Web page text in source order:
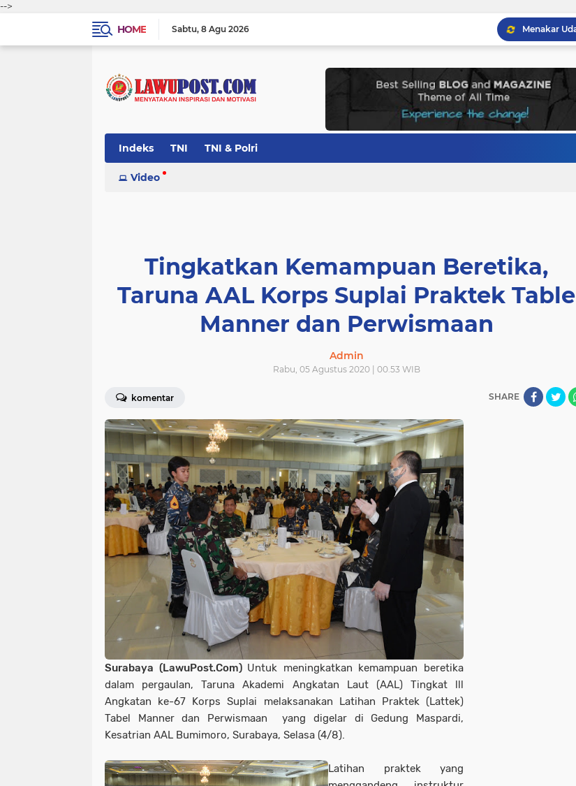
-->
HOME
Sabtu 8 Agu 2026
Indeks TNI TNI & Polri
Video
Tingkatkan Kemampuan Beretika,
Taruna AAL Korps Suplai Praktek Table
Manner dan Perwismaan
Admin
Rabu, 05 Agustus 2020 | 00.53 WIB
komentar SHARE
Surabaya (LawuPost.Com) Untuk meningkatkan kemampuan beretika
dalam pergaulan, Taruna Akademi Angkatan Laut (AAL) Tingkat lll
Angkatan ke-67 Korps Suplai melaksanakan Latihan Praktek (Lattek)
Tabel Manner dan Perwismaan yang digelar di Gedung Maspardi,
Kesatrian AAL Bumimoro, Surabaya, Selasa (4/8).
Latihan praktek yang